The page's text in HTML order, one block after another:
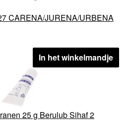
CARENA/JURENA/URBENA
In het winkelmandje
25 g Berulub Sihaf 2